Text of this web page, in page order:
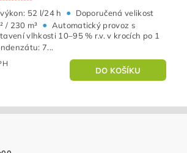
52 l/24 h •
Doporučená velikost
/ 230 m³ •
Automatický provoz s
vlhkosti 10–95 % r.v. v krocích po 1
7...